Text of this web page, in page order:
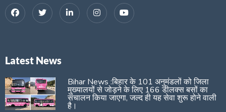
Latest News
Bihar News :बिहार के 101 अनुमंडलों को जिला
मुख्यालयों से जोड़ने के लिए 166 डीलक्स बसों का
संचालन किया जाएगा, जल्द ही यह सेवा शुरू होने वाली
है।